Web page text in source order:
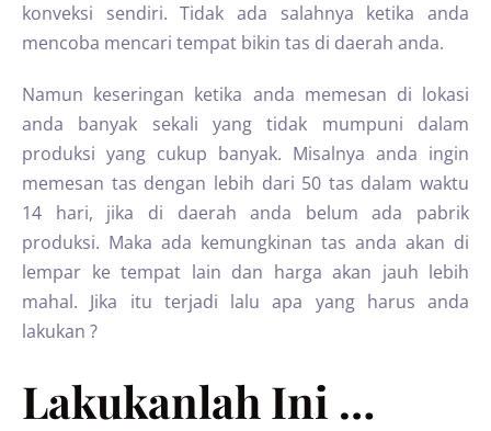
konveksi sendiri. Tidak ada salahnya ketika anda
mencoba mencari tempat bikin tas di daerah anda.
Namun keseringan ketika anda memesan di lokasi
anda banyak sekali yang tidak mumpuni dalam
produksi yang cukup banyak. Misalnya anda ingin
memesan tas dengan lebih dari 50 tas dalam waktu
14 hari, jika di daerah anda belum ada pabrik
produksi. Maka ada kemungkinan tas anda akan di
lempar ke tempat lain dan harga akan jauh lebih
mahal. Jika itu terjadi lalu apa yang harus anda
lakukan ?
Lakukanlah Ini …